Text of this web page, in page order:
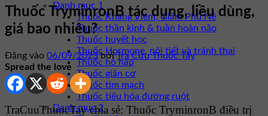
Danh mục 1
Thuốc Kháng Viêm, Giảm Phù Nề
Thuốc thần kinh & tuần hoàn não
Thuốc huyết học
Thuốc Hormone, nội tiết và tránh thai
Thuốc hô hấp
Thuốc giãn cơ
Thuốc tim mạch
Thuốc tiêu hóa đường ruột
Danh mục 2
Thuốc TryminronB tác dụng, liều dùng,
giá bao nhiêu?
Đăng vào 06/09/2023 bởiTra Cứu Thuốc Tây
Spread the love
TraCuuThuocTay chia sẻ: Thuốc TryminronB điều trị